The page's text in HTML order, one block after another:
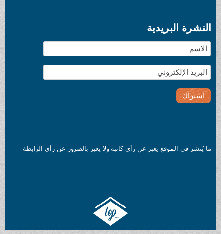
النشرة البريدية
ما يُنشر في الموقع يعبر عن رأي كاتبه ولا يعبر بالضرور عن رأي الرابطة